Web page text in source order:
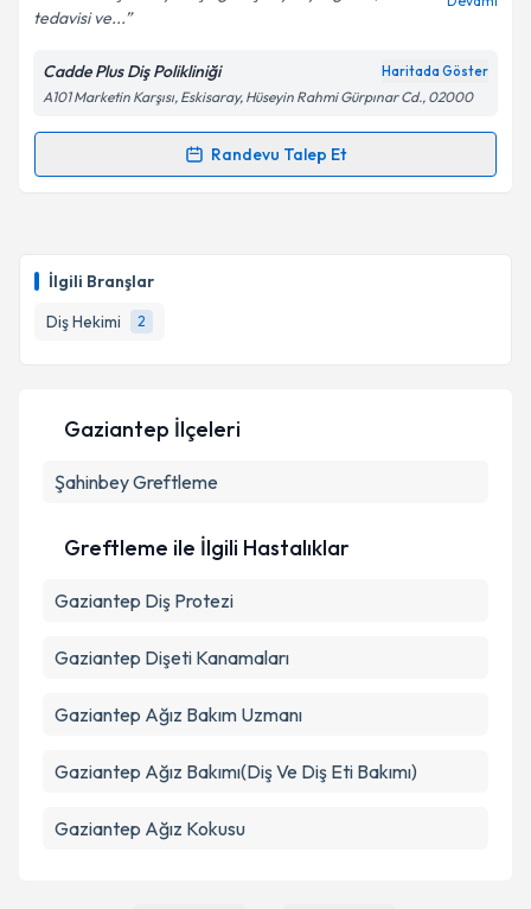
İlgili Branşlar
Diş Hekimi
2
tedavisi ve...
Cadde Plus Diş Polikliniği Haritada Göster
A101 Marketin Karşısı, Eskisaray, Hüseyin Rahmi Gürpınar Cd., 02000
Randevu Talep Et
Randevu Takvimi Talebi
hazırlandığında e-posta ile bilgilendireceğiz.
E-posta Adresiniz
Metni'ni okudum ve kişisel verilerimin belirtilen
Gaziantep İlçeleri
ŞahinbeyGreftleme
Greftleme ile İlgili Hastalıklar
Gaziantep Diş Protezi
Gaziantep Dişeti Kanamaları
Gaziantep Ağız Bakım Uzmanı
Gaziantep Ağız Bakımı(Diş Ve Diş Eti Bakımı)
Gaziantep Ağız Kokusu